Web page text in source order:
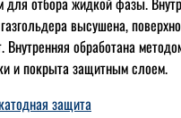
высушена,
Внутренняя обработана
и покрыта защитным слоем.
защита